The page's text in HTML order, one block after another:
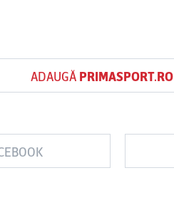
ADAUGĂ PRIMASPORT.RO